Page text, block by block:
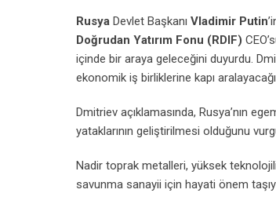
Rusya Devlet Başkanı Vladimir Putin
Doğrudan Yatırım Fonu (RDIF)
içinde bir araya geleceğini duyurdu.
ekonomik iş birliklerine kapı
Dmitriev açıklamasında, Rusya’nın
yataklarının geliştirilmesi olduğunu
Nadir toprak metalleri, yüksek
savunma sanayii için hayati önem